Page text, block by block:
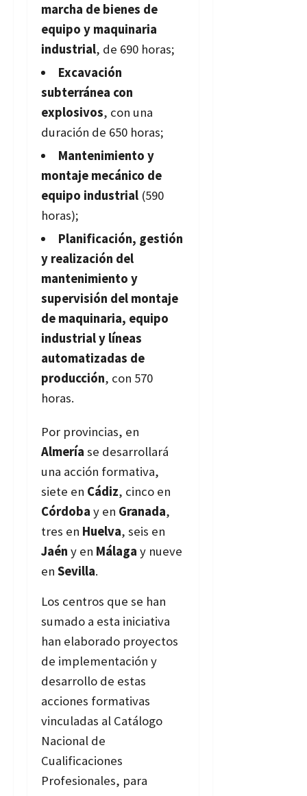
marcha de bienes de
equipo y maquinaria
industrial, de 690 horas;
Excavación
subterránea con
explosivos, con una
duración de 650 horas;
Mantenimiento y
montaje mecánico de
equipo industrial (590
horas);
Planificación, gestión
y realización del
mantenimiento y
supervisión del montaje
de maquinaria, equipo
industrial y líneas
automatizadas de
producción, con 570
horas.
Por provincias, en
Almería se desarrollará
una acción formativa,
siete en Cádiz, cinco en
Córdoba y en Granada,
tres en Huelva, seis en
Jaén y en Málaga y nueve
en Sevilla.
Los centros que se han
sumado a esta iniciativa
han elaborado proyectos
de implementación y
desarrollo de estas
acciones formativas
vinculadas al Catálogo
Nacional de
Cualificaciones
Profesionales, para